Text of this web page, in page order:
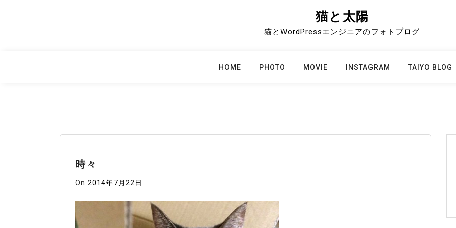
猫と太陽
猫とWordPressエンジニアのフォトブログ
HOME PHOTO MOVIE INSTAGRAM TAIYO BLOG
時々
On 2014年7月22日